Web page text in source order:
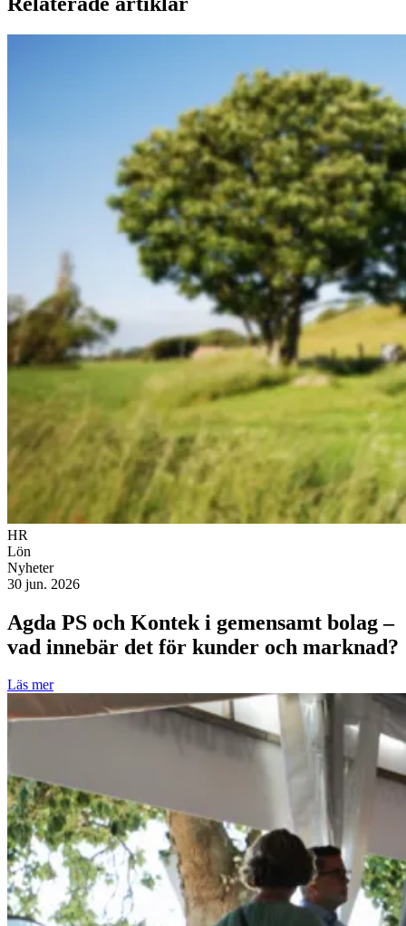
HR
Lön
Nyheter
30 jun. 2026
Agda PS och Kontek i gemensamt bolag –
vad innebär det för kunder och marknad?
Läs mer